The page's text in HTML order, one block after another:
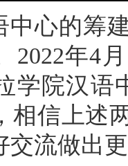
中心的筹
2022年4
学院汉语
相信上述
交流做出